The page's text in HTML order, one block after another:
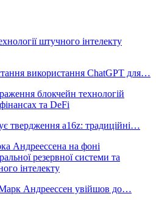
використання ChatGPT для…
твердження a16z: традиційні…
Андреессен увійшов до…